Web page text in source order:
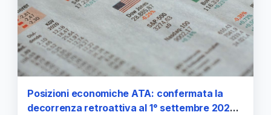
Posizioni economiche ATA: confermata la
decorrenza retroattiva al 1° settembre 2024